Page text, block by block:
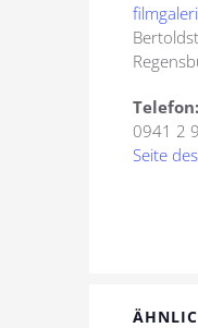
Telefon:
0941 2
Seite